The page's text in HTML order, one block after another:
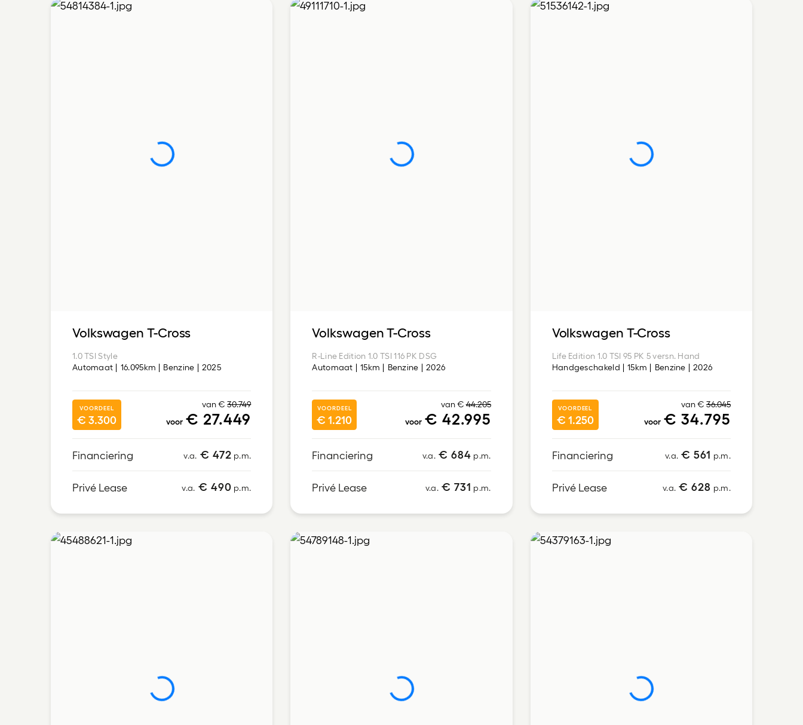
Volkswagen T-Cross
1.0 TSI Style
Automaat
16.095km Benzine 2025
van €30.749
voor € 27.449
VOORDEEL
€ 3.300
Financiering v.a. € 472 p.m.
Privé Lease v.a. € 490 p.m.
Volkswagen T-Cross
R-Line Edition 1.0 TSI 116 PK DSG
Automaat
15km Benzine 2026
van €44.205
voor € 42.995
VOORDEEL
€ 1.210
Financiering v.a. € 684 p.m.
Privé Lease v.a. € 731 p.m.
Volkswagen T-Cross
Life Edition 1.0 TSI 95 PK 5 versn. Hand
Handgeschakeld
15km Benzine 2026
van € 36.045
voor € 34.795
VOORDEEL
€ 1.250
Financiering v.a. € 561 p.m.
Privé Lease v.a. € 628 p.m.